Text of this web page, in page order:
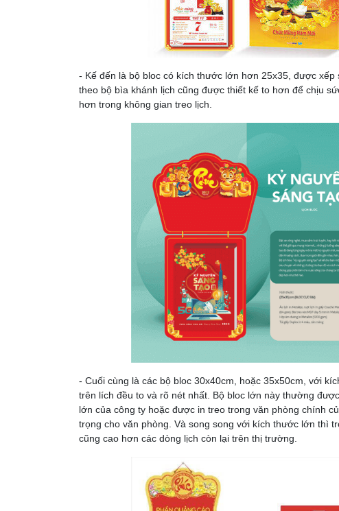
- Kế đến là bộ bloc có kích thước lớn hơn 25x35, được
theo bộ bìa khánh lịch cũng được thiết kế to hơn để chịu
hơn trong không gian treo lịch.
- Cuối cùng là các bộ bloc 30x40cm, hoặc 35x50cm, với
trên lích đều to và rõ nét nhất. Bộ bloc lớn này thường
lớn của công ty hoặc được in treo trong văn phòng chính
trọng cho văn phòng. Và song song với kích thước lớn thì
cũng cao hơn các dòng lịch còn lại trên thị trường.